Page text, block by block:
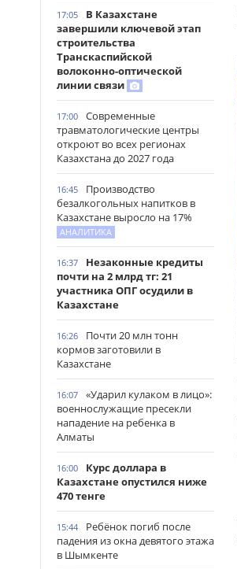
17:05
В Казахстане
завершили ключевой этап
строительства
Транскаспийской
волоконно-оптической
линии связи
17:00
Современные
травматологические центры
откроют во всех регионах
Казахстана до 2027 года
16:45
Производство
безалкогольных напитков в
Казахстане выросло на 17%
АНАЛИТИКА
16:37
Незаконные кредиты
почти на 2 млрд тг: 21
участника ОПГ осудили в
Казахстане
16:26
Почти 20 млн тонн
кормов заготовили в
Казахстане
16:07
«Ударил кулаком в лицо»:
военнослужащие пресекли
нападение на ребенка в
Алматы
16:00
Курс доллара в
Казахстане опустился ниже
470 тенге
15:44
Ребёнок погиб после
падения из окна девятого этажа
в Шымкенте